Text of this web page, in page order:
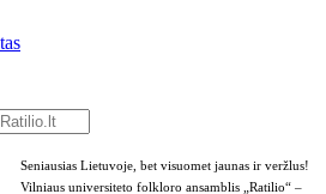
Seniausias Lietuvoje, bet visuomet jaunas ir veržlus!
Vilniaus universiteto folkloro ansamblis „Ratilio“ –